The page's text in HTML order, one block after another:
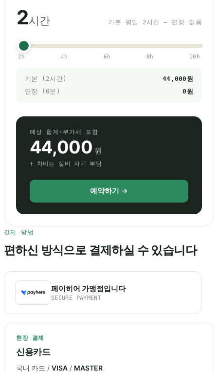
2시간 기본 평일 2시간 — 연장 없음
2h 4h 6h 8h 10h
기본 (2시간)
44,000원
연장 ( 0분) 0원
예상 합계·부가세 포함
44,000 원
+ 차비는 실비 자기 부담
예약하기 →
결제 방법
편하신 방식으로 결제하실 수 있습니다
페이히어 가맹점입니다
SECURE PAYMENT
현장 결제
신용카드
국내 카드 / VISA / MASTER